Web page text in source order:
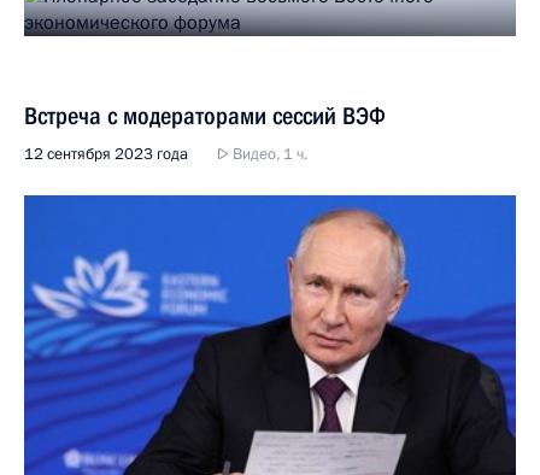
Встреча с модераторами сессий ВЭФ
12 сентября 2023 года Видео, 1 ч.